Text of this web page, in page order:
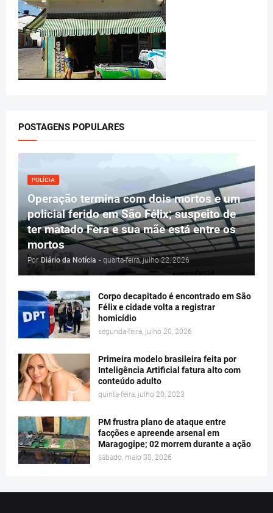
POSTAGENS POPULARES
POLÍCIA
Operação termina com dois mortos e um
policial ferido em São Félix; suspeito de
ter matado Fera e sua mãe está entre os
mortos
Por Diário da Notícia - quarta-feira, julho 22, 2026
Corpo decapitado é encontrado em São
Félix e cidade volta a registrar
homicídio
segunda-feira, julho 20, 2026
Primeira modelo brasileira feita por
Inteligência Artificial fatura alto com
conteúdo adulto
quinta-feira, julho 20, 2023
PM frustra plano de ataque entre
facções e apreende arsenal em
Maragogipe; 02 morrem durante a ação
sábado, maio 30, 2026